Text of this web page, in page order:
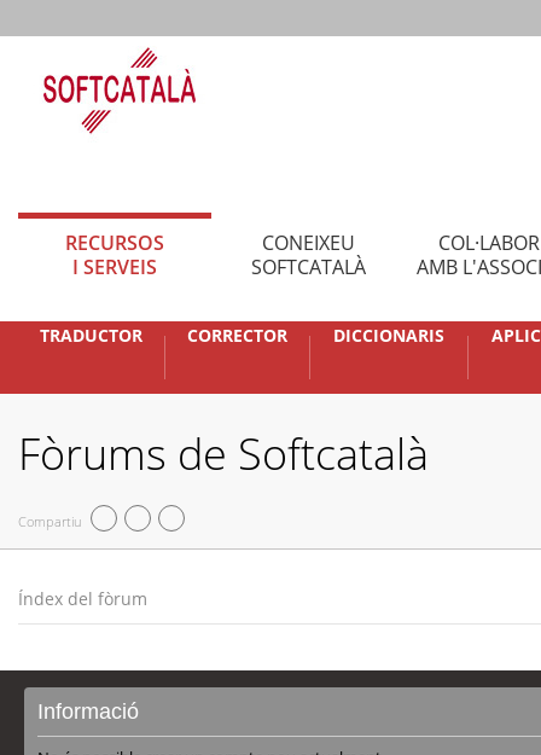
RECURSOS
I SERVEIS
CONEIXEU
SOFTCATALÀ
AMB
TRADUCTOR CORRECTOR DICCIONARIS
Fòrums de Softcatalà
Compartiu
Índex del fòrum
Informació